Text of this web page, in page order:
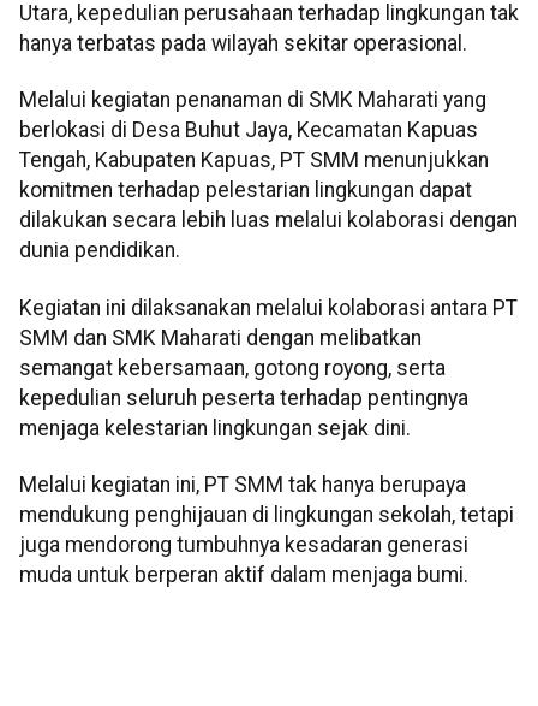
Utara, kepedulian perusahaan terhadap lingkungan tak
hanya terbatas pada wilayah sekitar operasional.
Melalui kegiatan penanaman di SMK Maharati yang
berlokasi di Desa Buhut Jaya, Kecamatan Kapuas
Tengah, Kabupaten Kapuas, PT SMM menunjukkan
komitmen terhadap pelestarian lingkungan dapat
dilakukan secara lebih luas melalui kolaborasi dengan
dunia pendidikan.
Kegiatan ini dilaksanakan melalui kolaborasi antara PT
SMM dan SMK Maharati dengan melibatkan
semangat kebersamaan, gotong royong, serta
kepedulian seluruh peserta terhadap pentingnya
menjaga kelestarian lingkungan sejak dini.
Melalui kegiatan ini, PT SMM tak hanya berupaya
mendukung penghijauan di lingkungan sekolah, tetapi
juga mendorong tumbuhnya kesadaran generasi
muda untuk berperan aktif dalam menjaga bumi.